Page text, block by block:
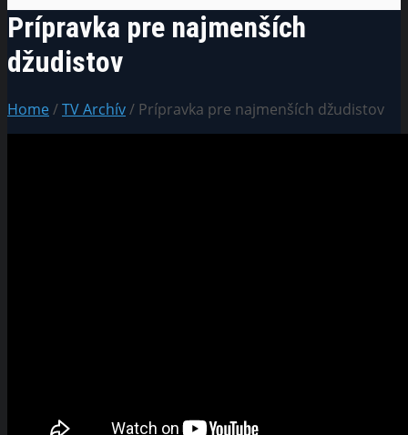
Prípravka pre najmenších
džudistov
Home/TV Archív/ Prípravka pre najmenších džudistov